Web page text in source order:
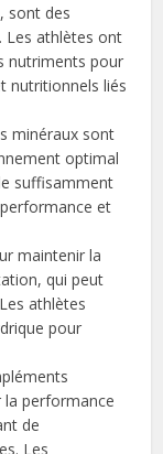
sont des
Les athlètes ont
nutriments pour
nutritionnels liés
minéraux sont
optimal
suffisamment
et
maintenir la
qui peut
athlètes
pour
la performance
de
Les